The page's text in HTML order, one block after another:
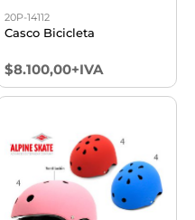
20P-14112
Casco Bicicleta
$8.100,00+IVA